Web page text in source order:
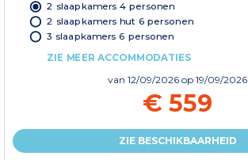
2 slaapkamers 4 personen
2 slaapkamers hut 6 personen
3 slaapkamers 6 personen
ZIE MEER ACCOMMODATIES
van 12/09/2026 op 19/09/2026
€ 559
ZIE BESCHIKBAARHEID